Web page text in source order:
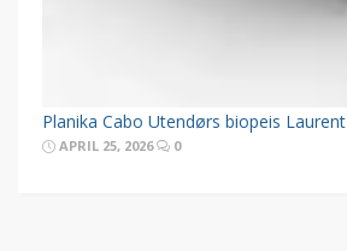
Planika Cabo Utendørs biopeis Laurent
APRIL 25, 2026 0